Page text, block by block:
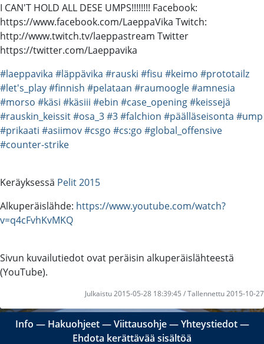
I CAN'T HOLD ALL DESE UMPS!!!!!!!! Facebook:
https://www.facebook.com/LaeppaVika Twitch:
http://www.twitch.tv/laeppastream Twitter
https://twitter.com/Laeppavika
#laeppavika #läppävika #rauski #fisu #keimo #prototailz
#let's_play#finnish #pelataan #raumoogle#amnesia
#morso #käsi #käsiii #ebin #case_opening#keissejä
#rauskin_keissit#osa_3#3#falchion #päälläseisonta #ump
#prikaati #asiimov#csgo #cs:go #global_offensive
#counter-strike
Keräyksessä Pelit 2015
Alkuperäislähde: https://www.youtube.com/watch?
v=q4cFvhKvMKQ
Sivun kuvailutiedot ovat peräisin alkuperäislähteestä
(YouTube).
Julkaistu 2015-05-28 18:39:45 / Tallennettu 2015-10-27
Info ― Hakuohjeet―Viittausohje―Yhteystiedot―
Ehdota kerättävää sisältöä